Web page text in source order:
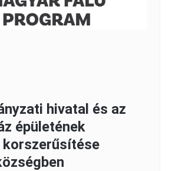
hivatal és az
épületének